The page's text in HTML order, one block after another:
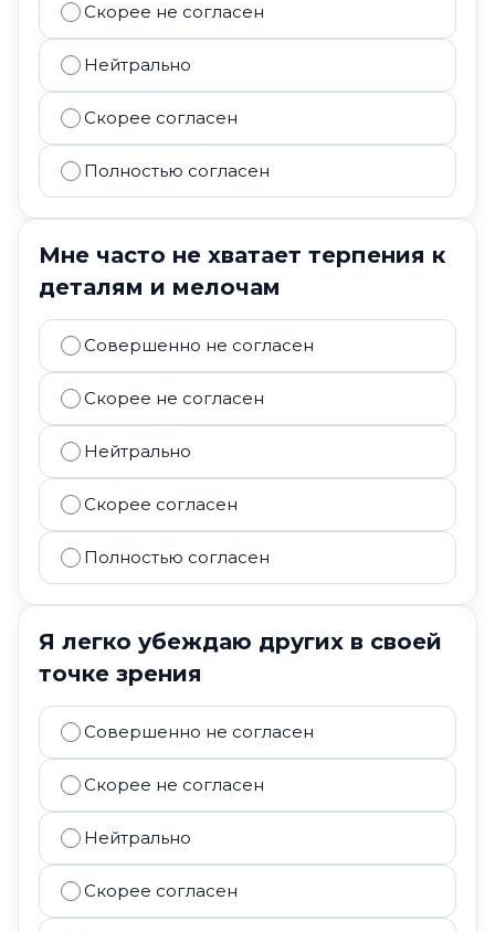
Скорее не согласен
Нейтрально
Скорее согласен
Полностью согласен
Мне часто не хватает терпения к
деталям и мелочам
Совершенно не согласен
Скорее не согласен
Нейтрально
Скорее согласен
Полностью согласен
Я легко убеждаю других в своей
точке зрения
Совершенно не согласен
Скорее не согласен
Нейтрально
Скорее согласен